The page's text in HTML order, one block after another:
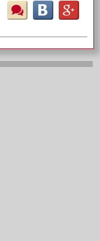
Ш B G